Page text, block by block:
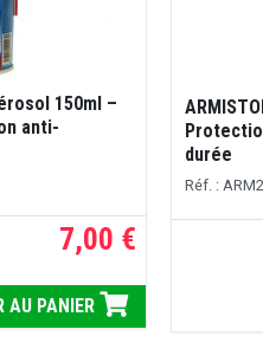
150ml –
anti-
7,00 €
AU PANIER
durée
Réf. :